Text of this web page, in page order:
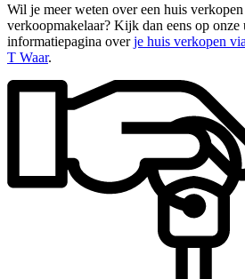
Wil je meer weten over een huis
verkoopmakelaar? Kijk dan eens op onze
informatiepagina overje huis verkopen
T Waar.